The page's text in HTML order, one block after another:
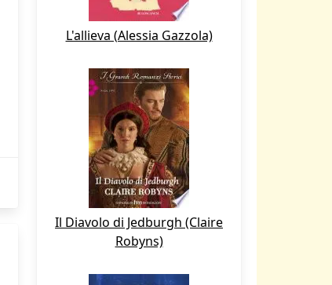
L'allieva (Alessia Gazzola)
Il Diavolo di Jedburgh (Claire
Robyns)